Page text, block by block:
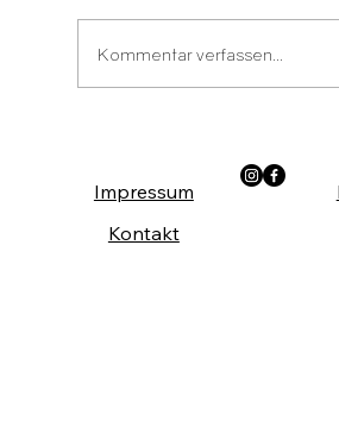
Kommentar verfassen...
Impressum
Kontakt